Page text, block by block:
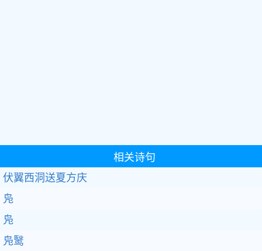
相关诗句
伏翼西洞送夏方庆
凫
凫
凫鹥